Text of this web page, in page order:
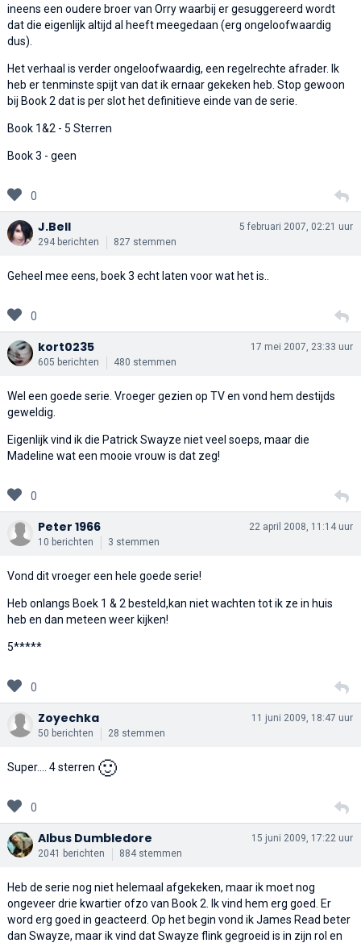
ineens een oudere broer van Orry waarbij er gesuggereerd wordt
dat die eigenlijk altijd al heeft meegedaan (erg ongeloofwaardig
dus).
Het verhaal is verder ongeloofwaardig, een regelrechte afrader. Ik
heb er tenminste spijt van dat ik ernaar gekeken heb. Stop gewoon
bij Book 2 dat is per slot het definitieve einde van de serie.
Book 1&2 - 5 Sterren
Book 3 - geen
0
J.Bell
294 berichten 827 stemmen
5 februari 2007, 02:21 uur
Geheel mee eens, boek 3 echt laten voor wat het is..
0
kort0235
605 berichten 480 stemmen
17 mei 2007, 23:33 uur
Wel een goede serie. Vroeger gezien op TV en vond hem destijds
geweldig.
Eigenlijk vind ik die Patrick Swayze niet veel soeps, maar die
Madeline wat een mooie vrouw is dat zeg!
0
Peter 1966
10 berichten 3 stemmen
22 april 2008, 11:14 uur
Vond dit vroeger een hele goede serie!
Heb onlangs Boek 1 & 2 besteld,kan niet wachten tot ik ze in huis
heb en dan meteen weer kijken!
5*****
0
Zoyechka
50 berichten 28 stemmen
11 juni 2009, 18:47 uur
Super.... 4 sterren 🙂
0
Albus Dumbledore
2041 berichten 884 stemmen
15 juni 2009, 17:22 uur
Heb de serie nog niet helemaal afgekeken, maar ik moet nog
ongeveer drie kwartier ofzo van Book 2. Ik vind hem erg goed. Er
word erg goed in geacteerd. Op het begin vond ik James Read beter
dan Swayze, maar ik vind dat Swayze flink gegroeid is in zijn rol en